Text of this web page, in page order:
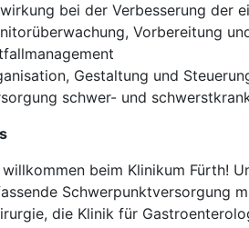
bei der Verbesserung der
Vorbereitung
Gestaltung und
schwer- und
beim Klinikum Fürth!
Schwerpunktversorgung
die Klinik für